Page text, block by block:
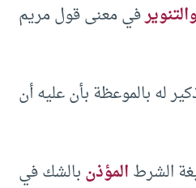
في معنى قول مريم
له بالموعظة بأن عليه أن
الشرطالمؤذنبالشك في